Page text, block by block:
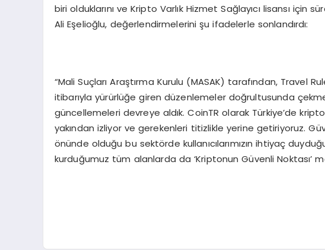
biri olduklarını ve Kripto Varlık Hizmet Sağlayıcı lisansı için
Ali Eşelioğlu, değerlendirmelerini şu ifadelerle sonlandırdı:
“Mali Suçları Araştırma Kurulu (MASAK) tarafından, Travel
itibarıyla yürürlüğe giren düzenlemeler doğrultusunda
güncellemeleri devreye aldık. CoinTR olarak Türkiye’de
yakından izliyor ve gerekenleri titizlikle yerine getiriyoruz.
önünde olduğu bu sektörde kullanıcılarımızın ihtiyaç
kurduğumuz tüm alanlarda da ‘Kriptonun Güvenli Noktası’